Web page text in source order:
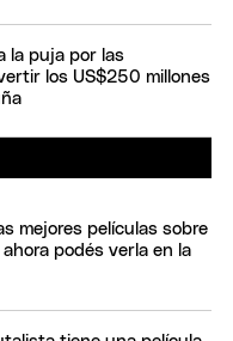
la puja por las
los US$250 millones
mejores películas sobre
podés verla en la